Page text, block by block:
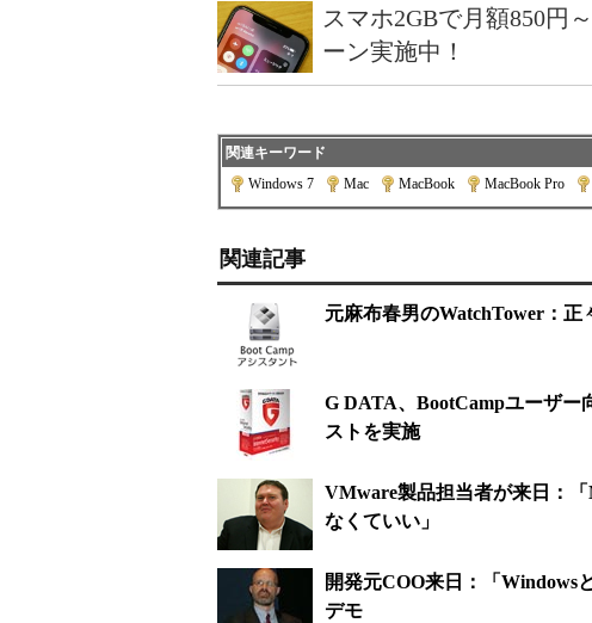
スマホ2GBで月額850円
ーン実施中！
関連キーワード
Windows 7
Mac MacBook MacBook Pro
関連記事
元麻布春男のWatchTower：
G DATA、BootCampユーザー
ストを実施
VMware製品担当者が来日：
なくていい」
開発元COO来日：「
デモ